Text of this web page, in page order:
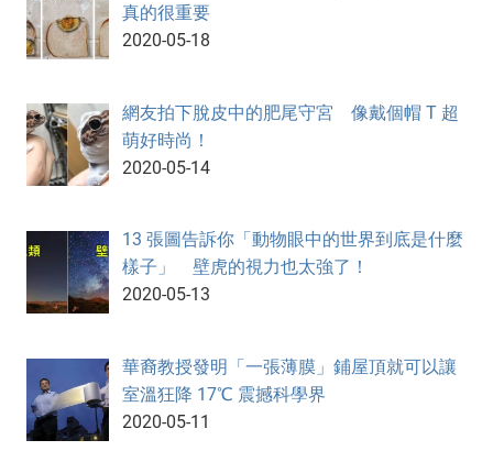
真的很重要
2020-05-18
網友拍下脫皮中的肥尾守宮 像戴個帽 T 超
萌好時尚！
2020-05-14
13 張圖告訴你「動物眼中的世界到底是什麼
樣子」 壁虎的視力也太強了！
2020-05-13
華裔教授發明「一張薄膜」鋪屋頂就可以讓
室溫狂降 17℃ 震撼科學界
2020-05-11